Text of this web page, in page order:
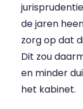
de jaren
zorg op dat
Dit zou
en minder
het kabinet.